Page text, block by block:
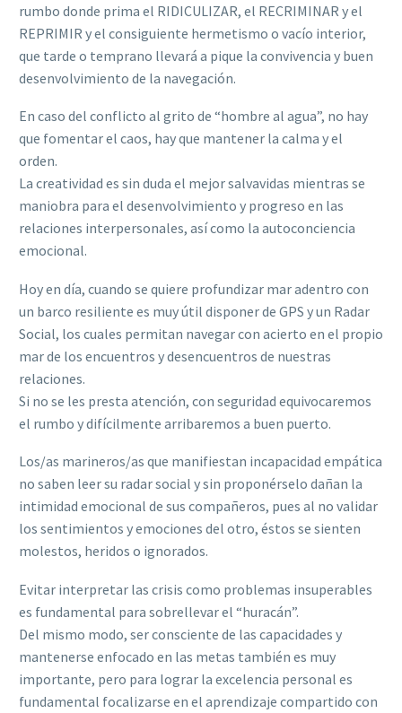
rumbo donde prima el RIDICULIZAR, el RECRIMINAR y el
REPRIMIR y el consiguiente hermetismo o vacío interior,
que tarde o temprano llevará a pique la convivencia y buen
desenvolvimiento de la navegación.
En caso del conflicto al grito de “hombre al agua”, no hay
que fomentar el caos, hay que mantener la calma y el
orden.
La creatividad es sin duda el mejor salvavidas mientras se
maniobra para el desenvolvimiento y progreso en las
relaciones interpersonales, así como la autoconciencia
emocional.
Hoy en día, cuando se quiere profundizar mar adentro con
un barco resiliente es muy útil disponer de GPS y un Radar
Social, los cuales permitan navegar con acierto en el propio
mar de los encuentros y desencuentros de nuestras
relaciones.
Si no se les presta atención, con seguridad equivocaremos
el rumbo y difícilmente arribaremos a buen puerto.
Los/as marineros/as que manifiestan incapacidad empática
no saben leer su radar social y sin proponérselo dañan la
intimidad emocional de sus compañeros, pues al no validar
los sentimientos y emociones del otro, éstos se sienten
molestos, heridos o ignorados.
Evitar interpretar las crisis como problemas insuperables
es fundamental para sobrellevar el “huracán”.
Del mismo modo, ser consciente de las capacidades y
mantenerse enfocado en las metas también es muy
importante, pero para lograr la excelencia personal es
fundamental focalizarse en el aprendizaje compartido con